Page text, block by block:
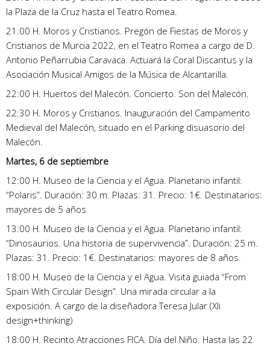
la Plaza de la Cruz hasta el Teatro Romea.
21:00 H. Moros y Cristianos. Pregón de Fiestas de Moros y
Cristianos de Murcia 2022, en el Teatro Romea a cargo de D.
Antonio Peñarrubia Caravaca. Actuará la Coral Discantus y la
Asociación Musical Amigos de la Música de Alcantarilla.
22:00 H. Huertos del Malecón. Concierto. Son del Malecón.
22:30 H. Moros y Cristianos. Inauguración del Campamento
Medieval del Malecón, situado en el Parking disuasorio del
Malecón.
Martes, 6 de septiembre
12:00 H. Museo de la Ciencia y el Agua. Planetario infantil:
“Polaris”. Duración: 30 m. Plazas: 31. Precio: 1€. Destinatarios:
mayores de 5 años
13:00 H. Museo de la Ciencia y el Agua. Planetario infantil:
“Dinosaurios. Una historia de supervivencia”. Duración: 25 m.
Plazas: 31. Precio: 1€. Destinatarios: mayores de 8 años.
18:00 H. Museo de la Ciencia y el Agua. Visita guiada “From
Spain With Circular Design”. Una mirada circular a la
exposición. A cargo de la diseñadora Teresa Jular (Xli
design+thinking)
18:00 H. Recinto Atracciones FICA. Día del Niño. Hasta las 22